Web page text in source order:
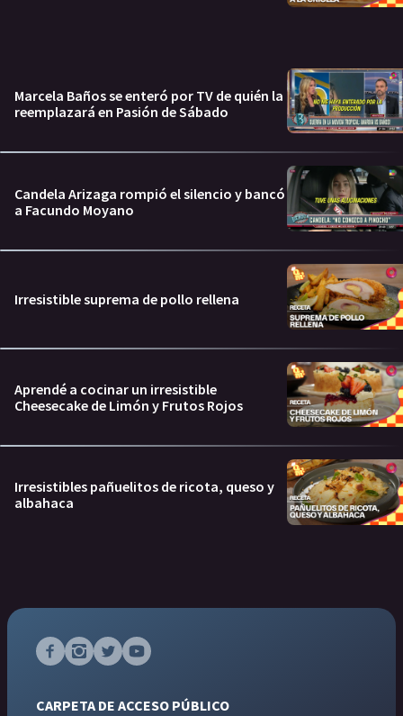
Marcela Baños se enteró por TV de quién la
reemplazará en Pasión de Sábado
Candela Arizaga rompió el silencio y bancó
a Facundo Moyano
Irresistible suprema de pollo rellena
Aprendé a cocinar un irresistible
Cheesecake de Limón y Frutos Rojos
Irresistibles pañuelitos de ricota, queso y
albahaca
CARPETA DE ACCESO PÚBLICO